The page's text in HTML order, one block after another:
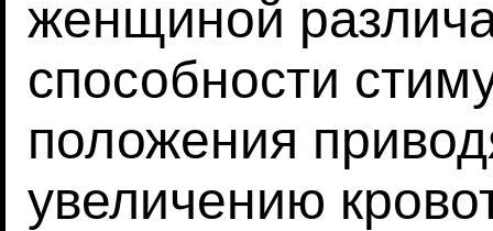
женщиной
способности
положения
увеличению